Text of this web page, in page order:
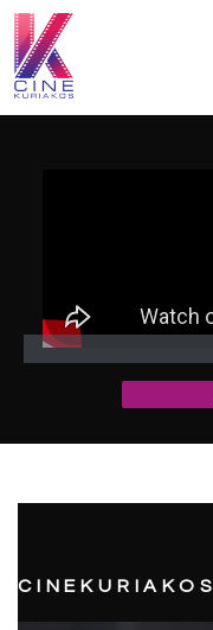
CINEKURIAKOS